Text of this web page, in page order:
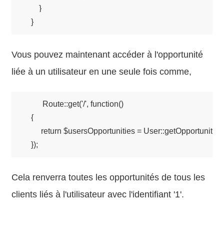
        }
    }
Vous pouvez maintenant accéder à l'opportunité
liée à un utilisateur en une seule fois comme,
    Route::get('/', function()
    {
return $usersOpportunities =
Cela renverra toutes les opportunités de tous les
clients liés à l'utilisateur avec l'identifiant '1'.